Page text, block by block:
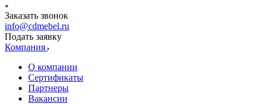
Заказать звонок
info@cdmebel.ru
Подать заявку
Компания
О компании
Сертификаты
Партнеры
Вакансии